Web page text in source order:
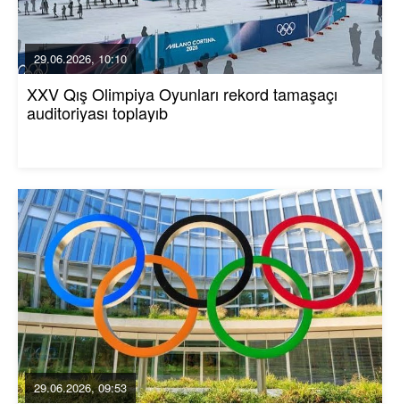
29.06.2026, 10:10
XXV Qış Olimpiya Oyunları rekord tamaşaçı
auditoriyası toplayıb
29.06.2026, 09:53